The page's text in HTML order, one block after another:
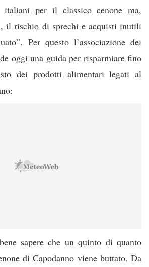
italiani per il classico cenone ma,
il rischio di sprechi e acquisti inutili
Per questo l’associazione dei
oggi una guida per risparmiare fino
dei prodotti alimentari legati al
sapere che un quinto di quanto
di Capodanno viene buttato. Da